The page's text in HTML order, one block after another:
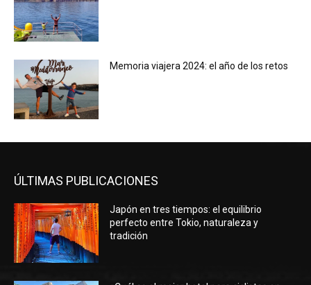
Memoria viajera 2024: el año de los retos
ÚLTIMAS PUBLICACIONES
Japón en tres tiempos: el equilibrio
perfecto entre Tokio, naturaleza y
tradición